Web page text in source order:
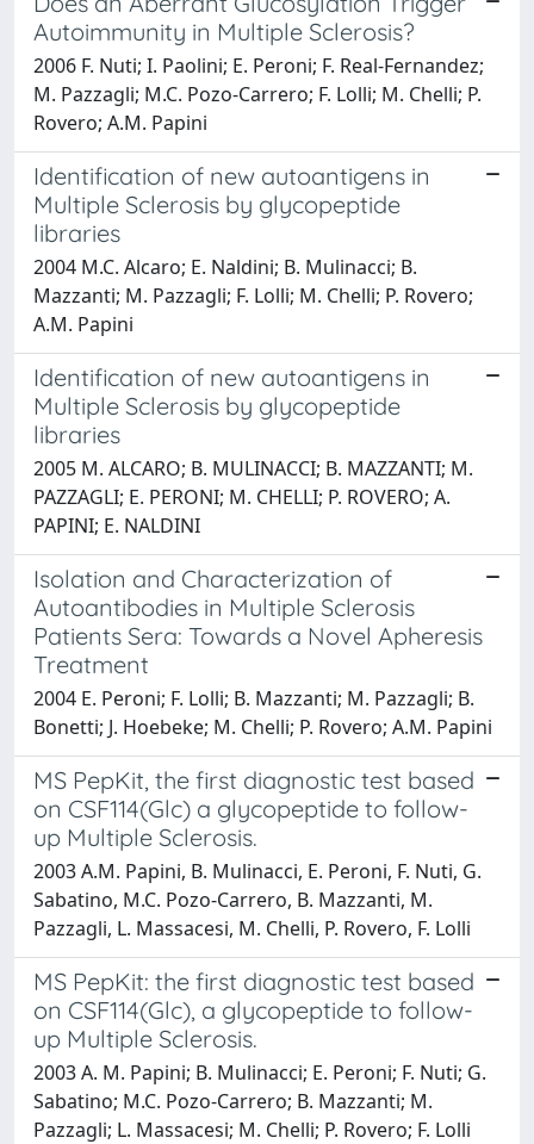
Autoimmunity in Multiple Sclerosis?
2006 F. Nuti; I. Paolini; E. Peroni; F. Real-Fernandez;
M. Pazzagli; M.C. Pozo-Carrero; F. Lolli; M. Chelli; P.
Rovero; A.M. Papini
Identification of new autoantigens in
Multiple Sclerosis by glycopeptide
libraries
2004 M.C. Alcaro; E. Naldini; B. Mulinacci; B.
Mazzanti; M. Pazzagli; F. Lolli; M. Chelli; P. Rovero;
A.M. Papini
Identification of new autoantigens in
Multiple Sclerosis by glycopeptide
libraries
2005 M. ALCARO; B. MULINACCI; B. MAZZANTI; M.
PAZZAGLI; E. PERONI; M. CHELLI; P. ROVERO; A.
PAPINI; E. NALDINI
Isolation and Characterization of
Autoantibodies in Multiple Sclerosis
Patients Sera: Towards a Novel Apheresis
Treatment
2004 E. Peroni; F. Lolli; B. Mazzanti; M. Pazzagli; B.
Bonetti; J. Hoebeke; M. Chelli; P. Rovero; A.M. Papini
MS PepKit, the first diagnostic test based
on CSF114(Glc) a glycopeptide to follow-
up Multiple Sclerosis.
2003 A.M. Papini, B. Mulinacci, E. Peroni, F. Nuti, G.
Sabatino, M.C. Pozo-Carrero, B. Mazzanti, M.
Pazzagli, L. Massacesi, M. Chelli, P. Rovero, F. Lolli
MS PepKit: the first diagnostic test based
on CSF114(Glc), a glycopeptide to follow-
up Multiple Sclerosis.
2003 A. M. Papini; B. Mulinacci; E. Peroni; F. Nuti; G.
Sabatino; M.C. Pozo-Carrero; B. Mazzanti; M.
Pazzagli; L. Massacesi; M. Chelli; P. Rovero; F. Lolli